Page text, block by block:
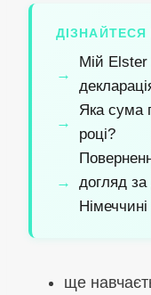
ДІЗНАЙТЕСЯ
Мій Elster
Яка сума
році?
догляд за
Німеччині
ще